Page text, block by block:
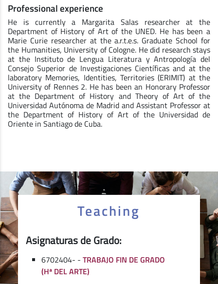
Professional experience
He is currently a Margarita Salas researcher at the
Department of History of Art of the UNED. He has been a
Marie Curie researcher at the a.r.t.e.s. Graduate School for
the Humanities, University of Cologne. He did research stays
at the Instituto de Lengua Literatura y Antropología del
Consejo Superior de Investigaciones Científicas and at the
laboratory Memories, Identities, Territories (ERIMIT) at the
University of Rennes 2. He has been an Honorary Professor
at the Department of History and Theory of Art of the
Universidad Autónoma de Madrid and Assistant Professor at
the Department of History of Art of the Universidad de
Oriente in Santiago de Cuba.
Teaching
Asignaturas de Grado:
6702404- -TRABAJO FIN DE GRADO
(Hª DEL ARTE)